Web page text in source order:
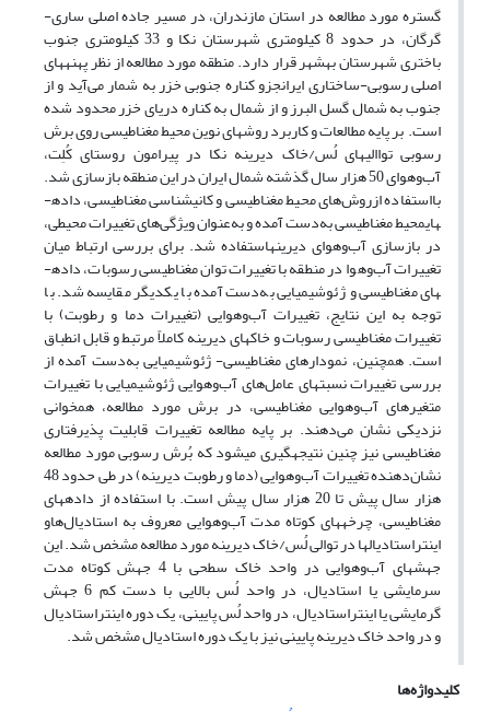
گستره مورد مطالعه در استان مازندران، در مسیر جاده اصلی ساری-
گرگان، در حدود 8 کیلومتری شهرستان نکا و 33 کیلومتری جنوب
باختری شهرستان بهشهر قرار دارد. منطقه مورد مطالعه از نظر پهنه­های
اصلی رسوبی-ساختاری ایرانجزو کناره جنوبی خزر به شمار می‌آید و از
جنوب به شمال گسل البرز و از شمال به کناره دریای خزر محدود شده
است. بر پایه مطالعات و کاربرد روش­های نوین محیط مغناطیسی روی برش
رسوبی تواالی­های­ لُس/خاک­ دیرینه نکا در پیرامون روستای کُلِت،
آب‌و‌هوای 50 هزار سال گذشته شمال ایران در این منطقه بازسازی شد.
بااستفاده ازروش‌های محیط ­مغناطیسی و کانی­شناسی مغناطیسی، داده­
هایمحیط مغناطیسی به‌دست آمده و به‌عنوان ویژگی‌های تغییرات محیطی،
در بازسازی آب‌و‌هوای دیرینهاستفاده شد. برای بررسی ارتباط میان
تغییرات آب‌و‌هوا در منطقه با تغییرات توان مغناطیسی رسوبات، داده­
های مغناطیسی و ژئوشیمیایی به‌دست آمده با یکدیگر مقایسه شد. با
توجه به این نتایج، تغییرات آب‌و‌هوایی (تغییرات دما و رطوبت) با
تغییرات مغناطیسی رسوبات و خاک­های دیرینه کاملاً مرتبط و قابل انطباق
است. همچنین، نمودارهای مغناطیسی- ژئوشیمیایی به‌دست آمده از
بررسی تغییرات نسبت­های عامل‌های آب‌و‌هوایی ژئوشیمیایی با تغییرات
متغیرهای آب‌و‌هوایی مغناطیسی، در برش مورد مطالعه، همخوانی
نزدیکی نشان می‌دهند. بر پایه مطالعه تغییرات قابلیت پذیرفتاری
مغناطیسی نیز چنین نتیجه­گیری می­شود که بُرش رسوبی مورد مطالعه
نشان‌دهنده تغییرات آب‌و‌هوایی (دما و رطوبت دیرینه) در طی حدود 48
هزار سال پیش تا 20 هزار سال پیش است. با استفاده از داده­های
مغناطیسی، چرخه­های کوتاه مدت آب‌و‌هوایی معروف به استادیال‌ها‌و
اینتراستادیال­ها در توالی­ لُس/خاک­ دیرینه مورد مطالعه مشخص شد. این
جهش­های آب‌و‌هوایی در واحد خاک سطحی با 4 جهش کوتاه مدت
سرمایشی یا استادیال، در واحد لُس بالایی با دست کم 6 جهش
گرمایشی یا اینتراستادیال، در واحد لُس پایینی، یک دوره اینتراستادیال
و در واحد خاک دیرینه پایینی نیز با یک دوره استادیال مشخص شد.
کلیدواژه‌ها